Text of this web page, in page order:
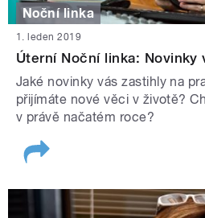
Noční linka
1. leden 2019
Úterní Noční linka: Novinky
Jaké novinky vás zastihly na
přijímáte nové věci v životě?
v právě načatém roce?